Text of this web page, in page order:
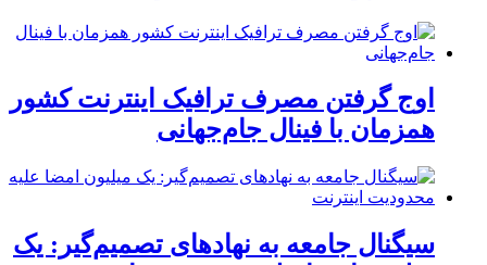
اوج گرفتن مصرف ترافیک اینترنت کشور
همزمان با فینال جام‌جهانی
سیگنال جامعه به نهادهای تصمیم‌گیر: یک